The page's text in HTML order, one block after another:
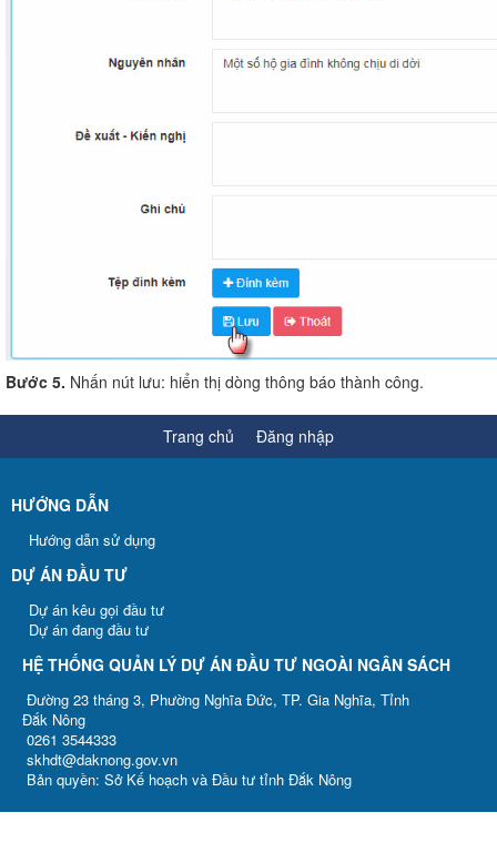
Bước 5. Nhấn nút lưu: hiển thị dòng thông báo thành công.
Trang chủ Đăng nhập
HƯỚNG DẪN
Hướng dẫn sử dụng
DỰ ÁN ĐẦU TƯ
Dự án kêu gọi đầu tư
Dự án đang đầu tư
HỆ THỐNG QUẢN LÝ DỰ ÁN ĐẦU TƯ NGOÀI NGÂN SÁCH
Đường 23 tháng 3, Phường Nghĩa Đức, TP. Gia Nghĩa, Tỉnh
Đắk Nông
0261 3544333
skhdt@daknong.gov.vn
Bản quyền: Sở Kế hoạch và Đầu tư tỉnh Đắk Nông